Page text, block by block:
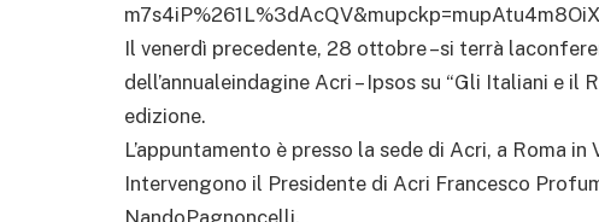
Il venerdì precedente, 28 ottobre –si terrà
dell’annualeindagine Acri – Ipsos su “Gli Italiani e il
edizione.
L’appuntamento è presso la sede di Acri, a Roma
Intervengono il Presidente di Acri Francesco
NandoPagnoncelli.